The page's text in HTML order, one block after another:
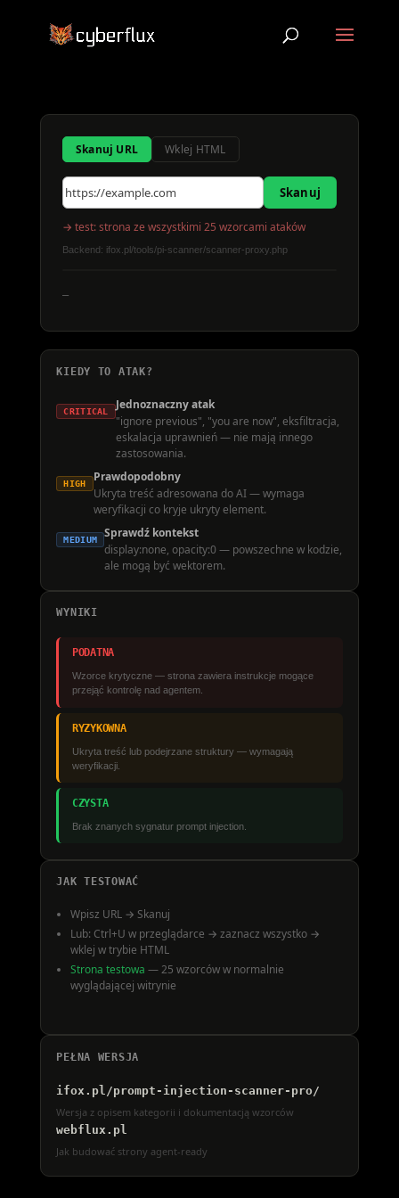
Skanuj URL Wklej HTML
Skanuj
→ test: strona ze wszystkimi 25 wzorcami ataków
Backend: ifox.pl/tools/pi-scanner/scanner-proxy.php
KIEDY TO ATAK?
CRITICAL
Jednoznaczny atak
"ignore previous", "you are now", eksfiltracja,
eskalacja uprawnień — nie mają innego
zastosowania.
HIGH
Prawdopodobny
Ukryta treść adresowana do AI — wymaga
weryfikacji co kryje ukryty element.
MEDIUM
Sprawdź kontekst
display:none, opacity:0 — powszechne w kodzie,
ale mogą być wektorem.
WYNIKI
PODATNA
Wzorce krytyczne — strona zawiera instrukcje mogące
przejąć kontrolę nad agentem.
RYZYKOWNA
Ukryta treść lub podejrzane struktury — wymagają
weryfikacji.
CZYSTA
Brak znanych sygnatur prompt injection.
JAK TESTOWAĆ
Wpisz URL → Skanuj
Lub: Ctrl+U w przeglądarce → zaznacz wszystko →
wklej w trybie HTML
Strona testowa — 25 wzorców w normalnie
wyglądającej witrynie
PEŁNA WERSJA
ifox.pl/prompt-injection-scanner-pro/
Wersja z opisem kategorii i dokumentacją wzorców
webflux.pl
Jak budować strony agent-ready